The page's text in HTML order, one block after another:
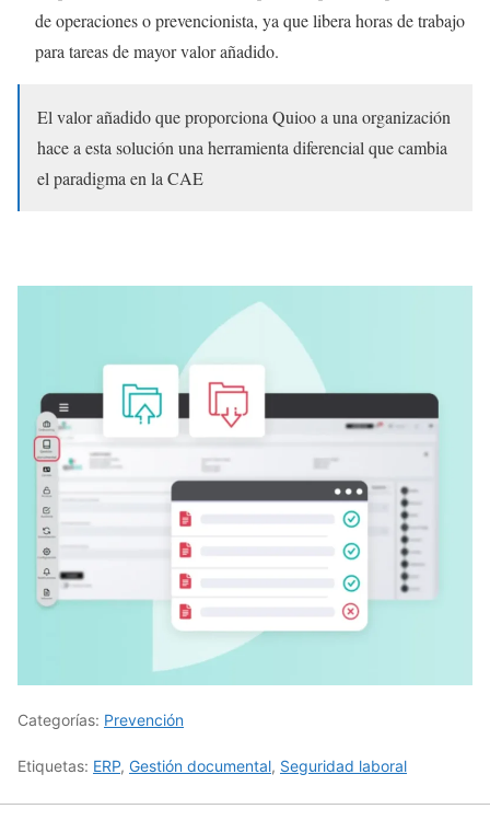
de operaciones o prevencionista, ya que libera horas de trabajo
para tareas de mayor valor añadido.
El valor añadido que proporciona Quioo a una organización
hace a esta solución una herramienta diferencial que cambia
el paradigma en la CAE
Categorías: Prevención
Etiquetas: ERP, Gestión documental, Seguridad laboral